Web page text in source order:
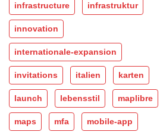
infrastructure infrastruktur
innovation
internationale-expansion
invitations italien karten
launch lebensstil maplibre
maps mfa mobile-app